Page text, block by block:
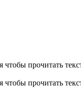
чтобы прочитать
чтобы прочитать